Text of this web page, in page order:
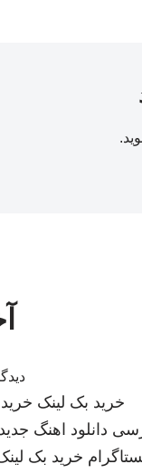
.
خرید بک لینک
دانلود اهنگ جدید
خرید بک